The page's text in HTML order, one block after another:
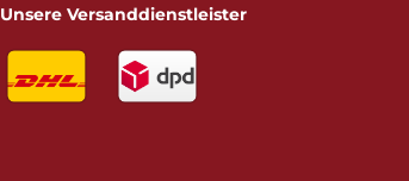
Unsere Versanddienstleister